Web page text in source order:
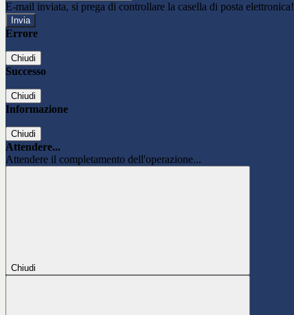
E-mail inviata, si prega di controllare la casella di posta elettronica!
Errore
Chiudi
Successo
Chiudi
Informazione
Chiudi
Attendere...
Attendere il completamento dell'operazione...
Chiudi